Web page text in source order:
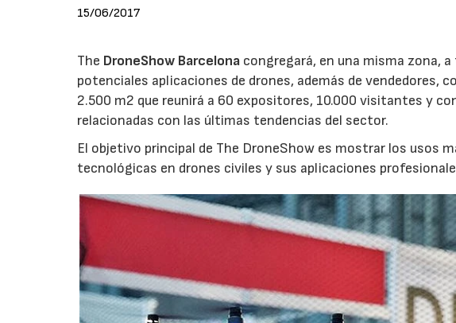
15/06/2017
The DroneShow Barcelona congregará, en una misma zona,
potenciales aplicaciones de drones, además de vendedores,
2.500 m2 que reunirá a 60 expositores, 10.000 visitantes y
relacionadas con las últimas tendencias del sector.
El objetivo principal de The DroneShow es mostrar los usos
tecnológicas en drones civiles y sus aplicaciones